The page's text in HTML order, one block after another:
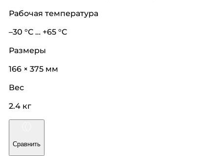
Рабочая температура
–30 °C … +65 °C
Размеры
166 × 375 мм
Вес
2.4 кг
Сравнить